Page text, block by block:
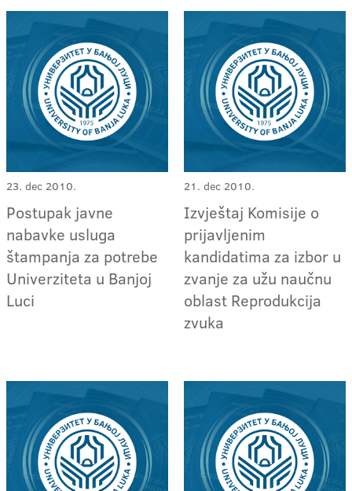
23. dec 2010.
Postupak javne
nabavke usluga
štampanja za potrebe
Univerziteta u Banjoj
Luci
21. dec 2010.
Izvještaj Komisije o
prijavljenim
kandidatima za izbor u
zvanje za užu naučnu
oblast Reprodukcija
zvuka